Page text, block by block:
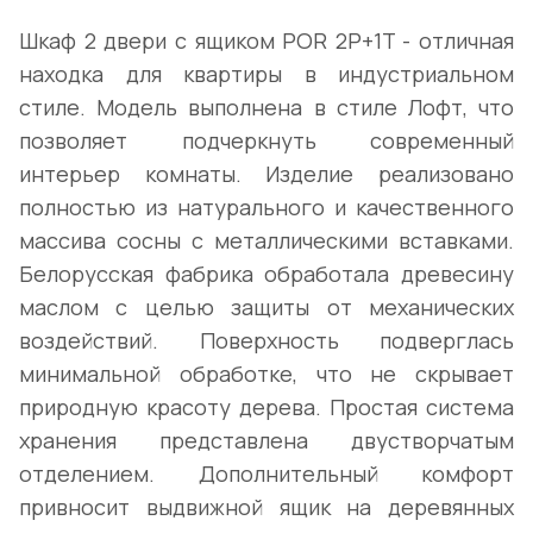
Шкаф 2 двери с ящиком POR 2P+1T - отличная
находка для квартиры в индустриальном
стиле. Модель выполнена в стиле Лофт, что
позволяет подчеркнуть современный
интерьер комнаты. Изделие реализовано
полностью из натурального и качественного
массива сосны с металлическими вставками.
Белорусская фабрика обработала древесину
маслом с целью защиты от механических
воздействий. Поверхность подверглась
минимальной обработке, что не скрывает
природную красоту дерева. Простая система
хранения представлена двустворчатым
отделением. Дополнительный комфорт
привносит выдвижной ящик на деревянных